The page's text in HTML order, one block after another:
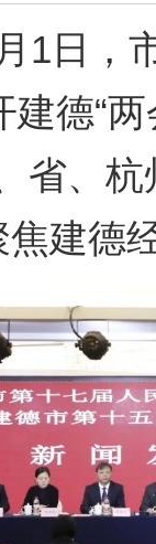
1日，
建德“
省、
焦建德